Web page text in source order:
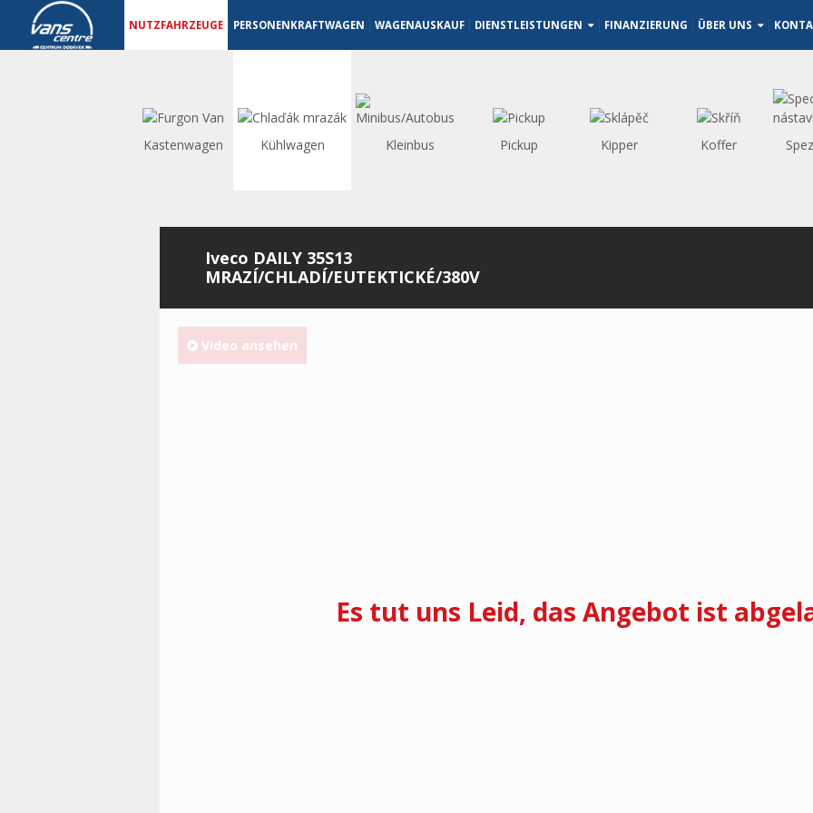
Nutzfahrzeuge - Vanscentre
NUTZFAHRZEUGE PERSONENKRAFTWAGEN WAGENAUSKAUF DIENSTLEISTUNGEN FINANZIERUNG ÜBER UNS
Kastenwagen Kühlwagen Kleinbus Pickup Kipper Koffer
Iveco DAILY 35S13
MRAZÍ/CHLADÍ/EUTEKTICKÉ/380V
Video ansehen
Es tut uns Leid, das Angebot ist